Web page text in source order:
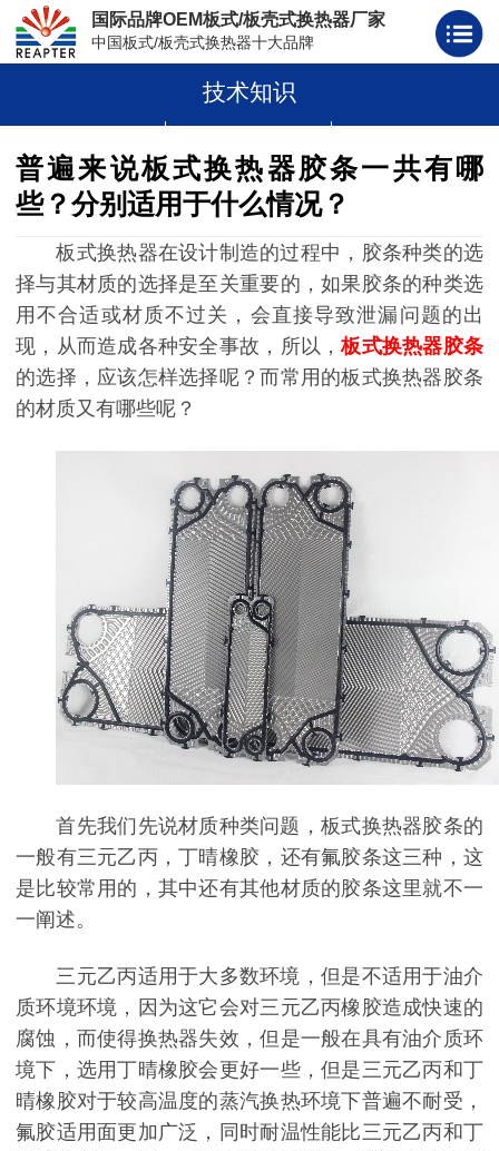
国际品牌OEM板式/板壳式换热器厂家
中国板式/板壳式换热器十大品牌
板壳式换热器
技术知识
普遍来说板式换热器胶条一共有哪
些？分别适用于什么情况？
板式换热器在设计制造的过程中，胶条种类的选
择与其材质的选择是至关重要的，如果胶条的种类选
用不合适或材质不过关，会直接导致泄漏问题的出
现，从而造成各种安全事故，所以，板式换热器胶条
的选择，应该怎样选择呢？而常用的板式换热器胶条
的材质又有哪些呢？
首先我们先说材质种类问题，板式换热器胶条的
一般有三元乙丙，丁晴橡胶，还有氟胶条这三种，这
是比较常用的，其中还有其他材质的胶条这里就不一
一阐述。
三元乙丙适用于大多数环境，但是不适用于油介
质环境环境，因为这它会对三元乙丙橡胶造成快速的
腐蚀，而使得换热器失效，但是一般在具有油介质环
境下，选用丁晴橡胶会更好一些，但是三元乙丙和丁
晴橡胶对于较高温度的蒸汽换热环境下普遍不耐受，
氟胶适用面更加广泛，同时耐温性能比三元乙丙和丁